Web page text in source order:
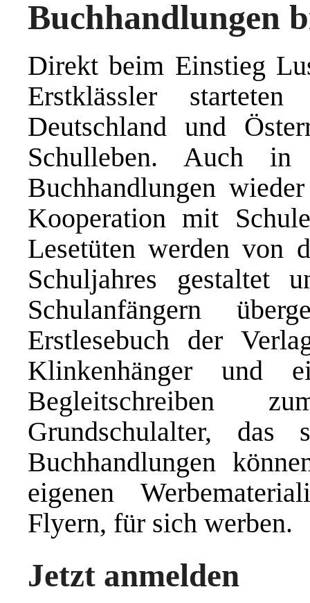
Buchhandlungen
Direkt beim Einstieg
Erstklässler
Deutschland und
Schulleben. Auch
Buchhandlungen
Kooperation mit
Lesetüten werden von
Schuljahres gestaltet
Schulanfängern
Erstlesebuch der
Klinkenhänger und
Begleitschreiben
Grundschulalter,
Buchhandlungen
eigenen
Flyern, für sich werben.
Jetzt anmelden